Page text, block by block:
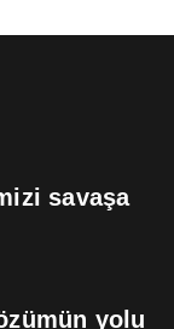
savaşa
yolu